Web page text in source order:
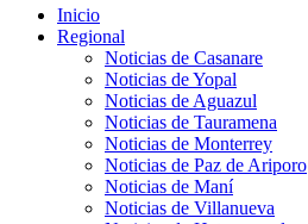
Inicio
Regional
Noticias de Casanare
Noticias de Yopal
Noticias de Aguazul
Noticias de Tauramena
Noticias de Monterrey
Noticias de Paz de Ariporo
Noticias de Maní
Noticias de Villanueva